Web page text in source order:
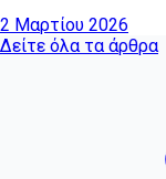
2 Μαρτίου 2026
Δείτε όλα τα άρθρα